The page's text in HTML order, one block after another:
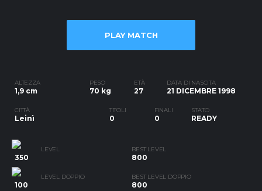
PLAY MATCH
ALTEZZA
1,9 cm
PESO
70 kg
ETÀ
27
DATA DI NASCITA
21 DICEMBRE 1998
CITTÀ
Leinì
TITOLI
0
FINALI
0
STATO
READY
LEVEL
350
BEST LEVEL
800
LEVEL DOPPIO
100
BEST LEVEL DOPPIO
800